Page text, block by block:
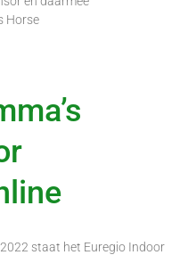
Horse
staat het Euregio Indoor